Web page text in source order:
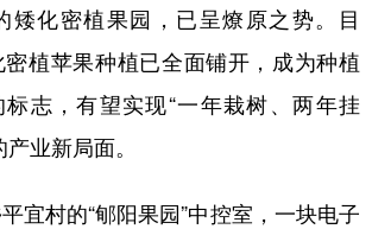
矮化密植果园，已呈燎原之势。目
植苹果种植已全面铺开，成为种植
标志，有望实现“一年栽树、两年挂
业新局面。
村的“郇阳果园”中控室，一块电子